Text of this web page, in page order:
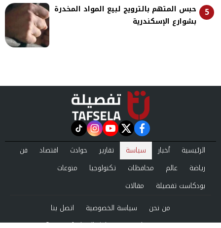
5
حبس المتهم بالترويج لبيع المواد المخدرة
بشوارع الإسكندرية
facebook
twitter
youtube
instagram
tiktok
الرئيسية أخبار سياسة تقارير حوادث اقتصاد
فن
رياضة
عالم محافظات تكنولوجيا
منوعات
بودكاست تفصيلة
مقالات
من نحن
سياسة الخصوصية اتصل بنا
©2024 tafsela All Rights Reserved.